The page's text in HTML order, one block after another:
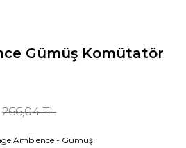
Gümüş Komütatör
266,04 TL
Ambience - Gümüş